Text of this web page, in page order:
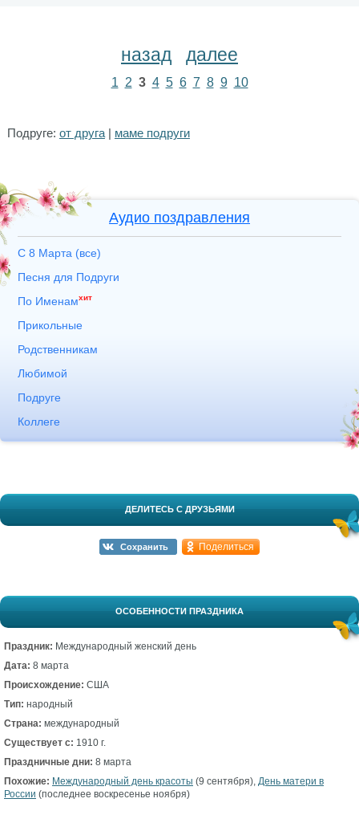
назад далее
1 2 3 4 5 6 7 8 9 10
Подруге: от друга| маме подруги
Аудио поздравления
С 8 Марта (все)
Песня для Подруги
По Именамхит
Прикольные
Родственникам
Любимой
Подруге
Коллеге
ДЕЛИТЕСЬ С ДРУЗЬЯМИ
Сохранить Поделиться
ОСОБЕННОСТИ ПРАЗДНИКА
Праздник: Международный женский день
Дата: 8 марта
Происхождение: США
Тип: народный
Страна: международный
Существует с: 1910 г.
Праздничные дни: 8 марта
Похожие: Международный день красоты (9 сентября), День матери в
России (последнее воскресенье ноября)